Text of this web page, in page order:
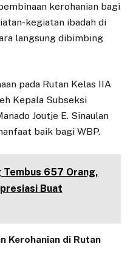
kerohanian bagi
kegiatan ibadah di
langsung dibimbing
pada Rutan Kelas IIA
Kepala Subseksi
Joutje E. Sinaulan
baik bagi WBP.
Tembus 657 Orang,
Buat
Kerohanian di Rutan